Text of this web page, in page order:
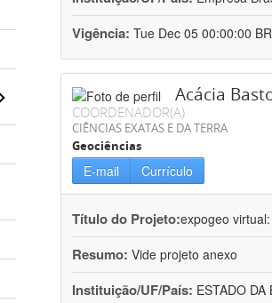
Vigência: Tue Dec 05 00:00:00
Acácia
COORDENADOR(A)
CIÊNCIAS EXATAS E DA TERRA
Geociências
E-mail Currículo
Título do Projeto:expogeo
Resumo: Vide projeto anexo
Instituição/UF/País: ESTADO DA